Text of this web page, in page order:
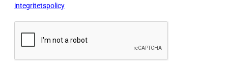
integritetspolicy